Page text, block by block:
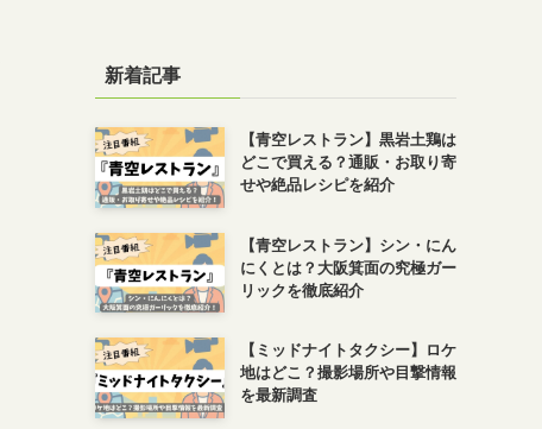
新着記事
【青空レストラン】黒岩土鶏は
どこで買える？通販・お取り寄
せや絶品レシピを紹介
【青空レストラン】シン・にん
にくとは？大阪箕面の究極ガー
リックを徹底紹介
【ミッドナイトタクシー】ロケ
地はどこ？撮影場所や目撃情報
を最新調査